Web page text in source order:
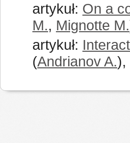
artykuł: On a
M., Mignotte M.
artykuł:
(Andrianov A.),